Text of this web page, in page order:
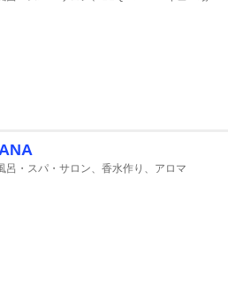
呂・スパ・サロン、香水作り、アロマ